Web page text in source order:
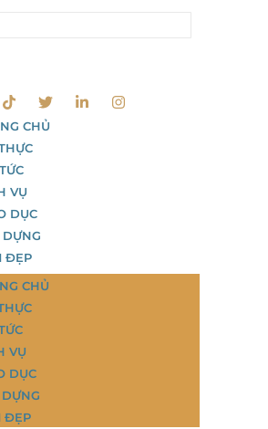
CHỦ
VỤ
DỤC
DỰNG
ĐẸP
CHỦ
VỤ
DỤC
ĐẸP